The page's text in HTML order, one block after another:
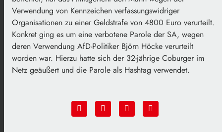
Verwendung von Kennzeichen verfassungswidriger
Organisationen zu einer Geldstrafe von 4800 Euro verurteilt.
Konkret ging es um eine verbotene Parole der SA, wegen
deren Verwendung AfD-Politiker Björn Höcke verurteilt
worden war. Hierzu hatte sich der 32-jährige Coburger im
Netz geäußert und die Parole als Hashtag verwendet.